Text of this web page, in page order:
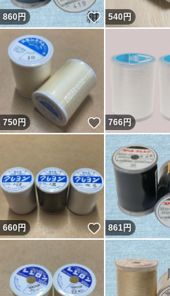
860円 いいね！
540円
750円 いいね！
766円
660円 いいね！
861円